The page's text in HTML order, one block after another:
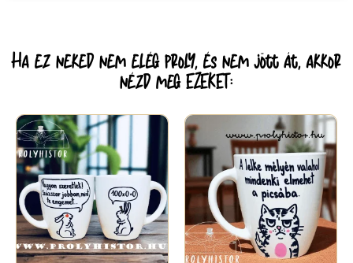
Ha ez neked nem elég proly, és nem jött át, akkor
nézd meg EZEKET: